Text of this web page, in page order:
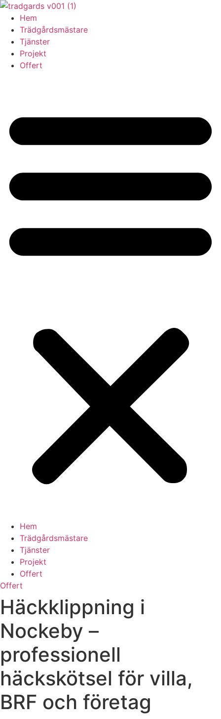
Skip
content
Hem
Trädgårdsmästare
Tjänster
Projekt
Offert
Hem
Trädgårdsmästare
Tjänster
Projekt
Offert
Offert
Häckklippning i
Nockeby –
professionell
häckskötsel för villa,
BRF och företag